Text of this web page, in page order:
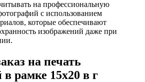
на профессиональную
с использованием
которые обеспечивают
изображений даже при
на печать
рамке 15х20 в г